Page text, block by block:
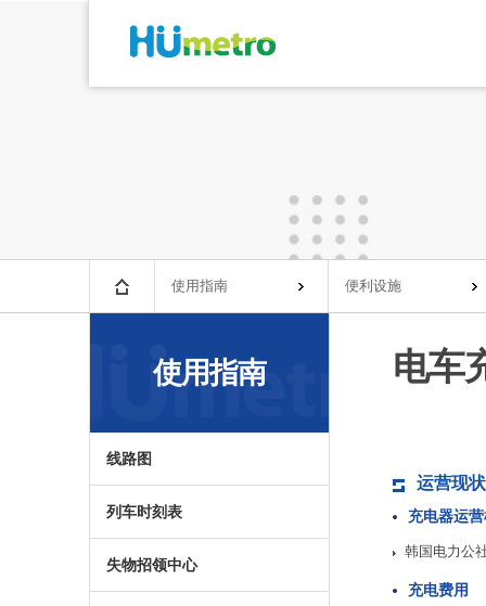
使用指南 便利设施
使用指南
线路图
列车时刻表
失物招领中心
电车
运营现状
充电器运
韩国电力公
充电费用